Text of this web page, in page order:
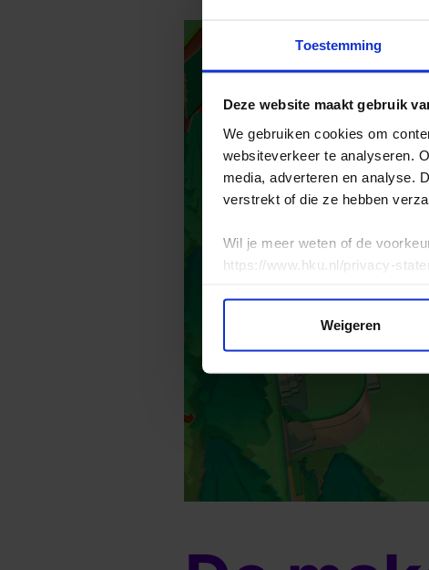
Toestemming
Deze website maakt gebruik
We gebruiken cookies om
websiteverkeer te analyseren.
media, adverteren en analyse.
verstrekt of die ze hebben
Wil je meer weten of de
https://www.hku.nl/privacy-
Weigeren